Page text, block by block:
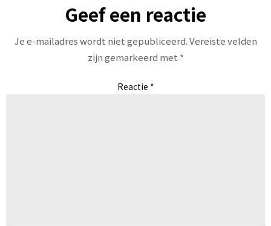
Geef een reactie
Je e-mailadres wordt niet gepubliceerd.Vereiste velden
zijn gemarkeerd met *
Reactie *